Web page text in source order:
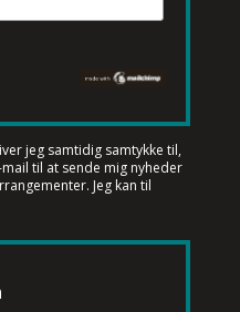
jeg samtidig samtykke til,
til at sende mig nyheder
Jeg kan til